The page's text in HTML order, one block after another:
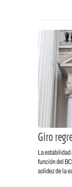
Giro
La
función del
solidez de la